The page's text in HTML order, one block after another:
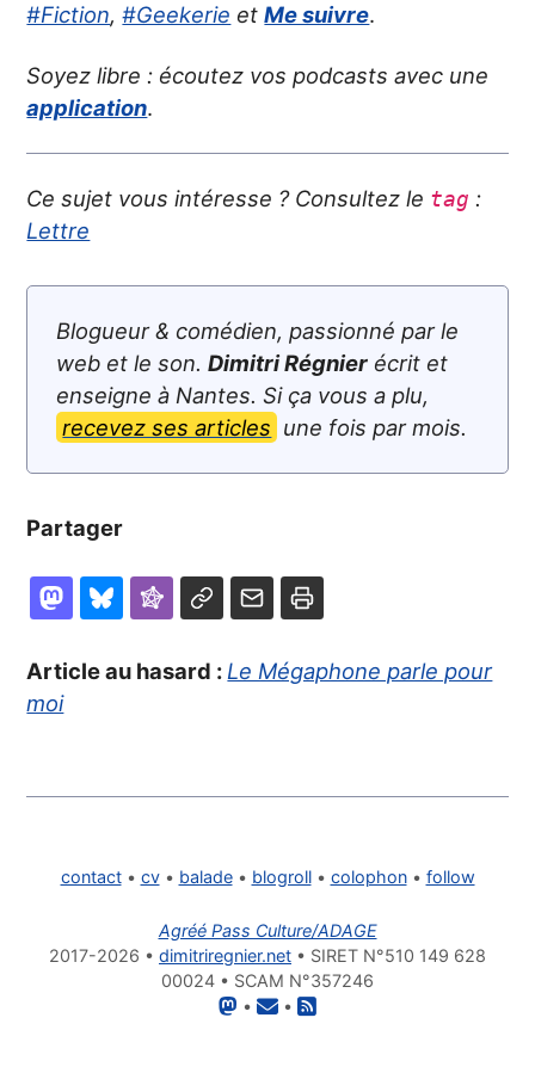
#Fiction,#Geekerie etMe suivre.
Soyez libre : écoutez vos podcasts avec une
application.
Ce sujet vous intéresse ? Consultez le tag :
Lettre
Blogueur & comédien, passionné par le
web et le son.Dimitri Régnier écrit et
enseigne à Nantes. Si ça vous a plu,
recevez ses articles une fois par mois.
Partager
Article au hasard :Le Mégaphone parle pour
moi
contact• cv• balade• blogroll• colophon• follow
Agréé Pass Culture/ADAGE
2017-2026 • dimitriregnier.net • SIRET N°510 149 628
00024 • SCAM N°357246
•
•